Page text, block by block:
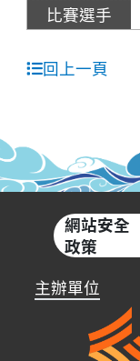
回上一頁
網站安全
政策
主辦單位